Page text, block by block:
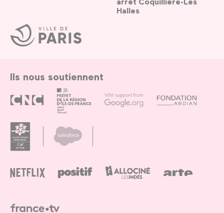
Ville
de
Paris
Halles
Ils nous soutiennent